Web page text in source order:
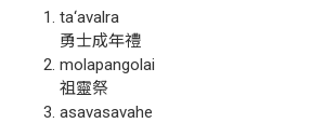
ta‘avalra
勇士成年禮
molapangolai
祖靈祭
asavasavahe